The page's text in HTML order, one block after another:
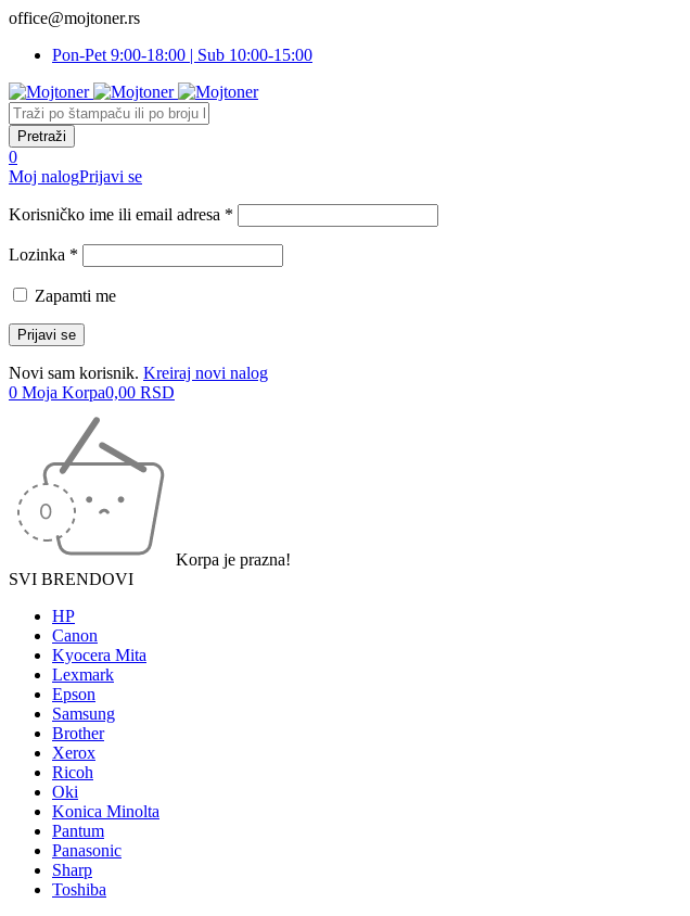
office@mojtoner.rs
Pon-Pet 9:00-18:00 | Sub 10:00-15:00
0
Moj nalogPrijavi se
Korisničko ime ili email adresa *
Lozinka *
Zapamti me
Novi sam korisnik. Kreiraj novi nalog
0 Moja Korpa0,00 RSD
Korpa je prazna!
SVI BRENDOVI
HP
Canon
Kyocera Mita
Lexmark
Epson
Samsung
Brother
Xerox
Ricoh
Oki
Konica Minolta
Pantum
Panasonic
Sharp
Toshiba